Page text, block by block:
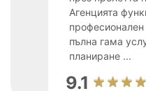
Агенцията
пълна гама
планиране ...
9.1